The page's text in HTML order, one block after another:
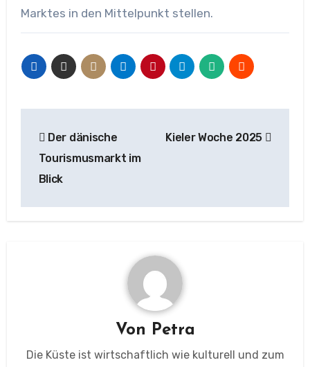
Marktes in den Mittelpunkt stellen.
Der dänische
Tourismusmarkt im
Blick
Kieler Woche 2025
Von Petra
Die Küste ist wirtschaftlich wie kulturell und zum